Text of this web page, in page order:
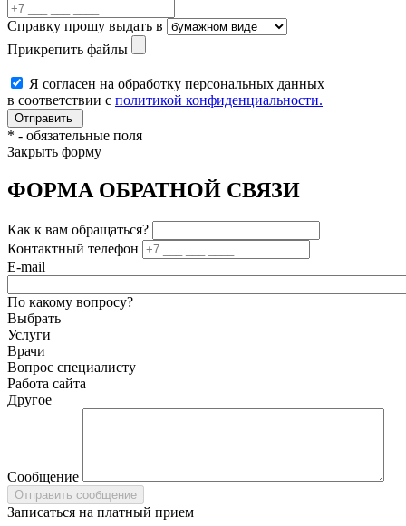
Справку прошу выдать в
Прикрепить файлы
Я согласен на обработку персональных данных
в соответствии с политикой конфиденциальности.
* - обязательные поля
Закрыть форму
ФОРМА ОБРАТНОЙ СВЯЗИ
Как к вам обращаться?
Контактный телефон
E-mail
По какому вопросу?
Выбрать
Услуги
Врачи
Вопрос специалисту
Работа сайта
Другое
Сообщение
Записаться на платный прием